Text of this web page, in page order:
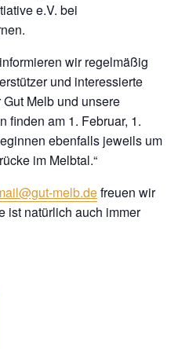
e.V. bei
wir regelmäßig
und interessierte
Melb und unsere
finden am 1. Februar, 1.
ebenfalls jeweils um
im Melbtal.“
melb.defreuen wir
ist natürlich auch immer